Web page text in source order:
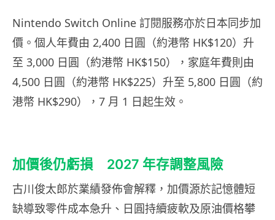
Nintendo Switch Online 訂閱服務亦於日本同步加
價。個人年費由 2,400 日圓（約港幣 HK$120）升
至 3,000 日圓（約港幣 HK$150），家庭年費則由
4,500 日圓（約港幣 HK$225）升至 5,800 日圓（約
港幣 HK$290），7 月 1 日起生效。
加價後仍虧損 2027 年存調整風險
古川俊太郎於業績發佈會解釋，加價源於記憶體短
缺導致零件成本急升、日圓持續疲軟及原油價格攀